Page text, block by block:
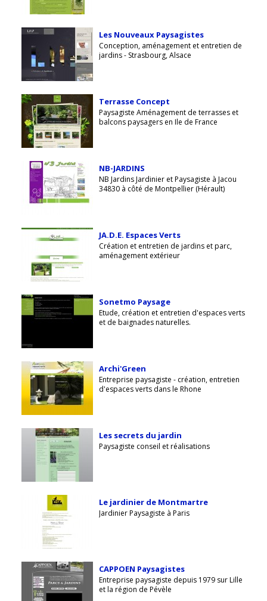
Les Nouveaux Paysagistes
Conception, aménagement et entretien de
jardins - Strasbourg, Alsace
Terrasse Concept
Paysagiste Aménagement de terrasses et
balcons paysagers en Ile de France
NB-JARDINS
NB Jardins Jardinier et Paysagiste à Jacou
34830 à côté de Montpellier (Hérault)
JA.D.E. Espaces Verts
Création et entretien de jardins et parc,
aménagement extérieur
Sonetmo Paysage
Etude, création et entretien d'espaces verts
et de baignades naturelles.
Archi'Green
Entreprise paysagiste - création, entretien
d'espaces verts dans le Rhone
Les secrets du jardin
Paysagiste conseil et réalisations
Le jardinier de Montmartre
Jardinier Paysagiste à Paris
CAPPOEN Paysagistes
Entreprise paysagiste depuis 1979 sur Lille
et la région de Pévèle